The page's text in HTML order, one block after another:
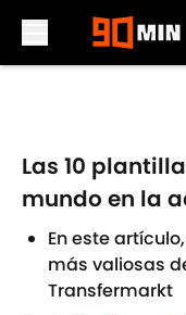
Las 10
mundo en la
En este
más valiosas
Transfermarkt